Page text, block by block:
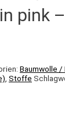
pink
Baumwolle /
Stoffe